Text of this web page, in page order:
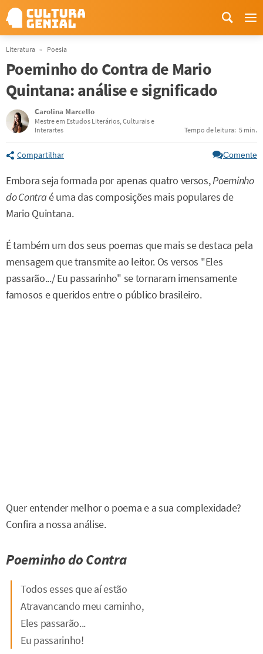
Literatura Poesia
Poeminho do Contra de Mario
Quintana: análise e significado
Carolina Marcello
Mestre em Estudos Literários, Culturais e
Interartes
Tempo de leitura: 5 min.
Compartilhar Comente
Embora seja formada por apenas quatro versos,Poeminho
do Contraé uma das composições mais populares de
Mario Quintana.
É também um dos seus poemas que mais se destaca pela
mensagem que transmite ao leitor. Os versos "Eles
passarão.../ Eu passarinho" se tornaram imensamente
famosos e queridos entre o público brasileiro.
Quer entender melhor o poema e a sua complexidade?
Confira a nossa análise.
Poeminho do Contra
Todos esses que aí estão
Atravancando meu caminho,
Eles passarão...
Eu passarinho!